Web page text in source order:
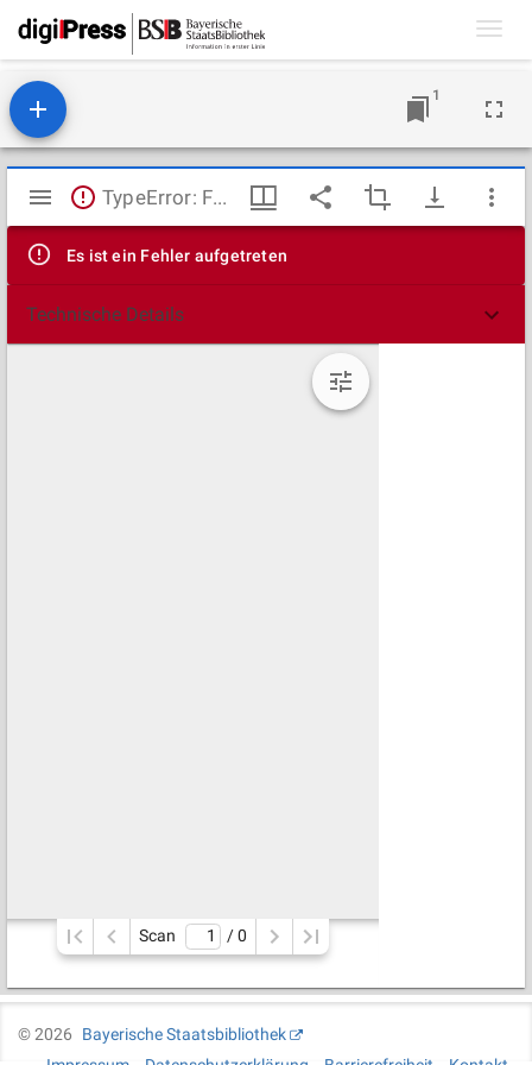
1
Mirador
Viewer
TypeError: Failed to fetch
Es ist ein Fehler aufgetreten
Technische Details
Scan / 0
©2026
Bayerische Staatsbibliothek